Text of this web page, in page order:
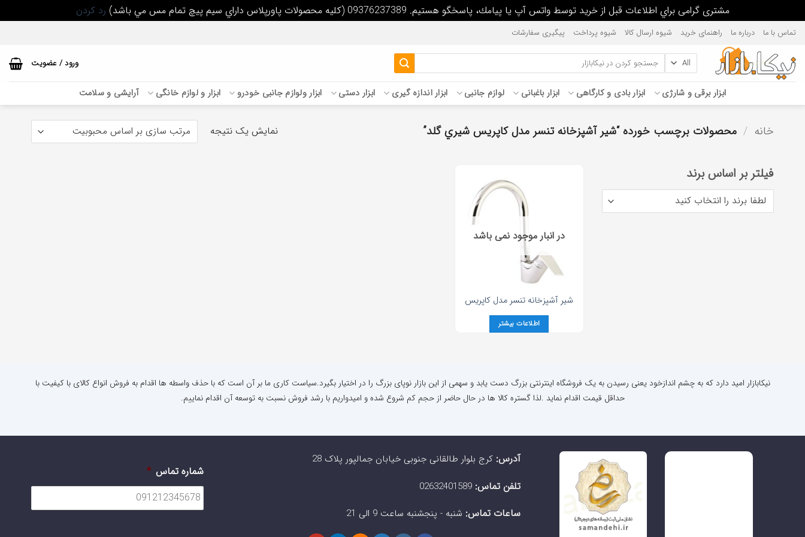
مشتری گرامی براي اطلاعات قبل از خريد توسط واتس آپ يا پيامك، پاسخگو هستيم. 09376237389 (كليه محصولات پاورپلاس داراي سيم پيچ تمام مس مي باشد)
رد کردن
Skip
content
تماس با ما درباره ما راهنمای خرید شیوه ارسال کالا شیوه پرداخت پیگیری سفارشات
جستجو
برای:
ورود / عضویت
ابزار برقی و شارژی ابزار بادی و کارگاهی ابزار باغبانی لوازم جانبی ابزار اندازه گیری ابزار دستی ابزار ولوازم جانبی خودرو ابزار و لوازم خانگی آرایشی و سلامت
خانه / محصولات برچسب خورده “شير آشپزخانه تنسر مدل كاپريس شيري گلد” نمایش یک نتیجه
فیلتر بر اساس برند
در انبار موجود نمی باشد
شير آشپزخانه تنسر مدل كاپريس
اطلاعات بیشتر
نیکابازار امید دارد که به چشم اندازخود یعنی رسیدن به یک فروشگاه اینترنتی بزرگ دست یابد و سهمی از این بازار نوپای بزرگ را در اختیار بگیرد.سیاست کاری ما بر آن است که با حذف واسطه ها اقدام به فروش انواع کالای با کیفیت با
حداقل قیمت اقدام نماید .لذا گستره کالا ها در حال حاضر از حجم کم شروع شده و امیدواریم با رشد فروش نسبت به توسعه آن اقدام نماییم.
آدرس: کرج بلوار طالقانی جنوبی خیابان جمالپور پلاک 28
تلفن تماس: 02632401589
ساعات تماس: شنبه - پنجشنبه ساعت 9 الی 21
شماره تماس *